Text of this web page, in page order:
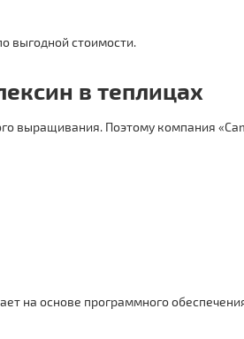
выгодной стоимости.
в теплицах
выращивания. Поэтому компания
на основе программного